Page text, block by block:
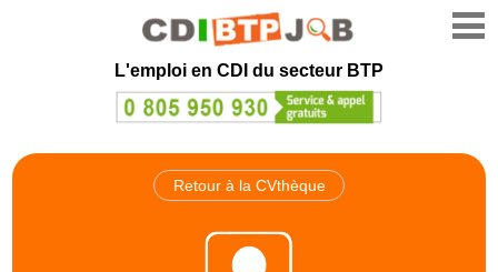
L'emploi en CDI du secteur BTP
Retour à la CVthèque